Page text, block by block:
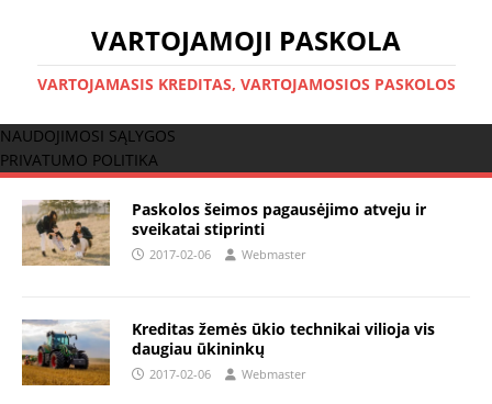
VARTOJAMOJI PASKOLA
VARTOJAMASIS KREDITAS, VARTOJAMOSIOS PASKOLOS
NAUDOJIMOSI SĄLYGOS
PRIVATUMO POLITIKA
Paskolos šeimos pagausėjimo atveju ir
sveikatai stiprinti
2017-02-06 Webmaster
Kreditas žemės ūkio technikai vilioja vis
daugiau ūkininkų
2017-02-06 Webmaster